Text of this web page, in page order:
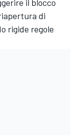
il blocco
di
rigide regole